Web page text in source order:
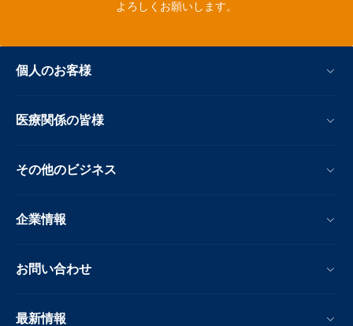
よろしくお願いします。
個人のお客様
医療関係の皆様
その他のビジネス
企業情報
お問い合わせ
最新情報